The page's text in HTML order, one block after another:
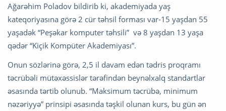
Ağarəhim Poladov bildirib ki, akademiyada yaş
kateqoriyasına görə 2 cür təhsil forması var-15 yaşdan 55
yaşadək “Peşəkar komputer təhsili” və 8 yaşdan 13 yaşa
qədər “Kiçik Kompüter Akademiyası”.
Onun sözlərinə görə, 2,5 il davam edən tədris proqramı
təcrübəli mütəxəssislər tərəfindən beynəlxalq standartlar
əsasında tərtib olunub. “Maksimum təcrübə, minimum
nəzəriyyə” prinsipi əsasında təşkil olunan kurs, bu gün ən